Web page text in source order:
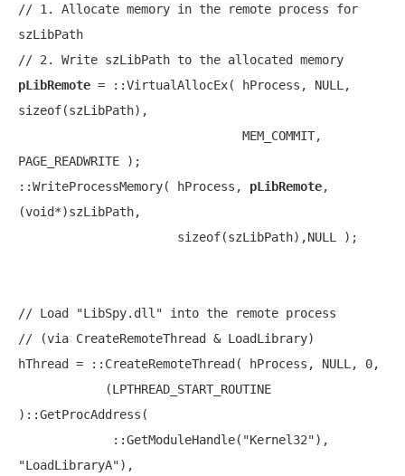
// 1. Allocate memory in the remote process for
szLibPath
// 2. Write szLibPath to the allocated memory
pLibRemote = ::VirtualAllocEx( hProcess, NULL
sizeof(szLibPath),
PAGE_READWRITE );
::WriteProcessMemory( hProcess, pLibRemote,
(void*)szLibPath,
sizeof(szLibPath),NULL );
// Load "LibSpy.dll" into the remote process
// (via CreateRemoteThread & LoadLibrary)
hThread = ::CreateRemoteThread( hProcess, NULL , 0,
)::GetProcAddress(
             ::GetModuleHandle(
"Kernel32"
"LoadLibraryA"),